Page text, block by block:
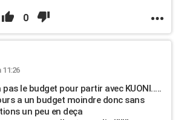
0
11:26
le budget pour partir avec KUONI.....
a un budget moindre donc sans
un peu en deça